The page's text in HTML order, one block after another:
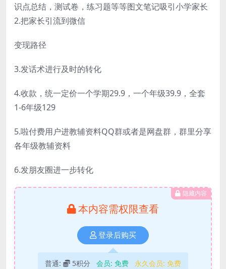
识点总结，测试卷，练习题等等图文笔记吸引小学家长
2.把家长引流到微信
变现路径
3.发话术进行及时的转化
4.收款，统一定价一个学期29.9，一个年级39.9，全套
1-6年级129
5.啦付费用户进教辅资料QQ群或者是网盘群，群里分享
各年级教辅资料
6.发朋友圈进一步转化
隐藏内容
本内容需权限查看
登录后购买
普通: 5积分 会员: 免费 永久会员: 免费